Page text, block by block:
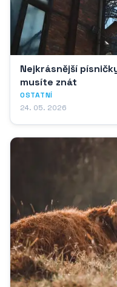
Nejkrásnější
musíte znát
OSTATNÍ
24. 05. 2026